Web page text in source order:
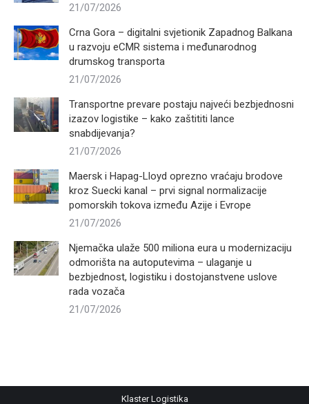
21/07/2026
Crna Gora – digitalni svjetionik Zapadnog Balkana
u razvoju eCMR sistema i međunarodnog
drumskog transporta
21/07/2026
Transportne prevare postaju najveći bezbjednosni
izazov logistike – kako zaštititi lance
snabdijevanja?
21/07/2026
Maersk i Hapag-Lloyd oprezno vraćaju brodove
kroz Suecki kanal – prvi signal normalizacije
pomorskih tokova između Azije i Evrope
21/07/2026
Njemačka ulaže 500 miliona eura u modernizaciju
odmorišta na autoputevima – ulaganje u
bezbjednost, logistiku i dostojanstvene uslove
rada vozača
21/07/2026
Klaster Logistika